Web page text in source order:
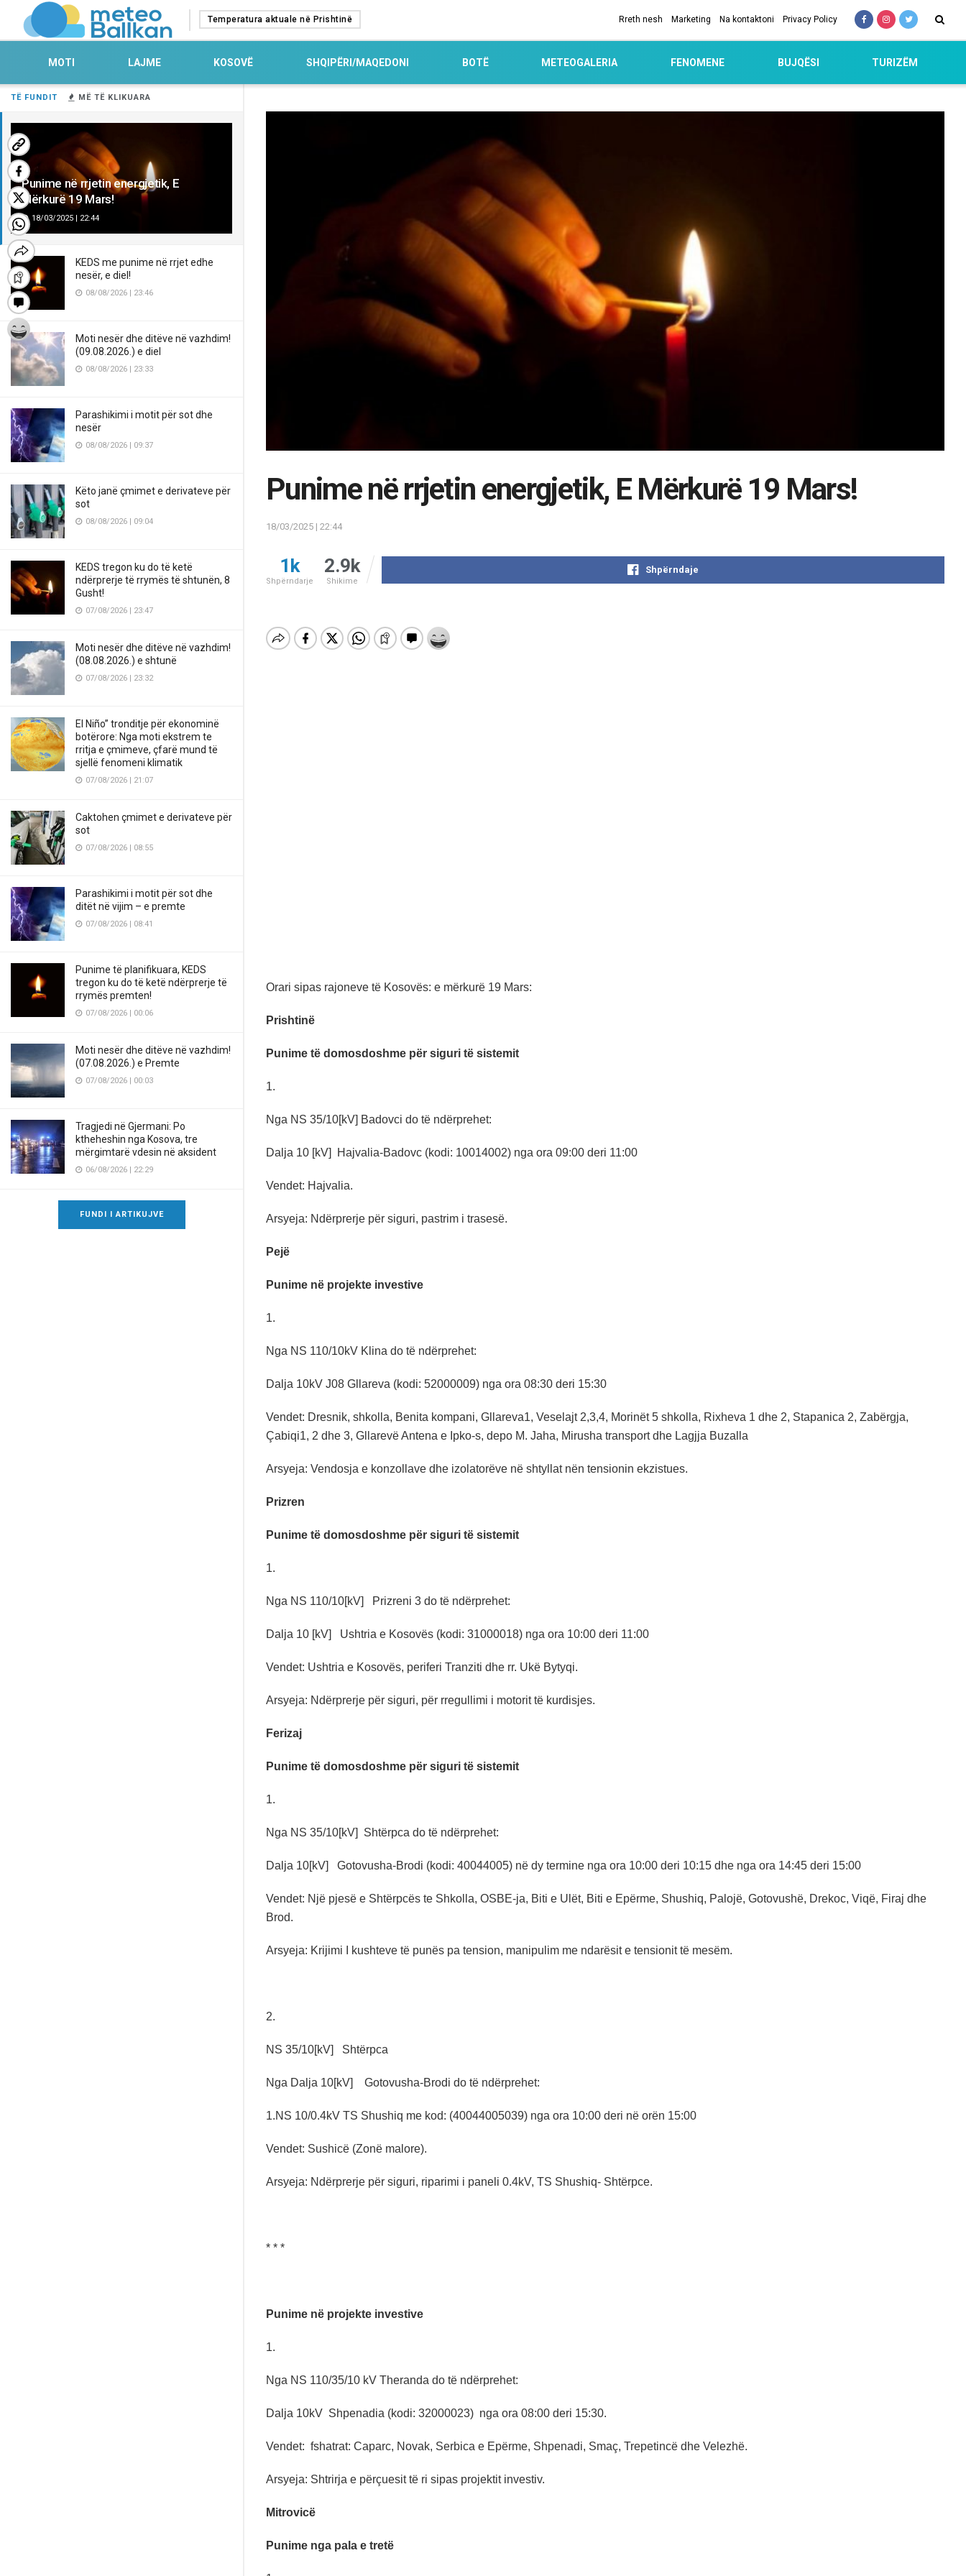
TË FUNDIT MË TË KLIKUARA
Punime në rrjetin energjetik, E
Mërkurë 19 Mars!
18/03/2025 | 22:44
KEDS me punime në rrjet edhe
nesër, e diel!
08/08/2026 | 23:46
Moti nesër dhe ditëve në vazhdim!
(09.08.2026.) e diel
08/08/2026 | 23:33
Parashikimi i motit për sot dhe
nesër
08/08/2026 | 09:37
Këto janë çmimet e derivateve për
sot
08/08/2026 | 09:04
KEDS tregon ku do të ketë
ndërprerje të rrymës të shtunën, 8
Gusht!
07/08/2026 | 23:47
Moti nesër dhe ditëve në vazhdim!
(08.08.2026.) e shtunë
07/08/2026 | 23:32
El Niño” tronditje për ekonominë
botërore: Nga moti ekstrem te
rritja e çmimeve, çfarë mund të
sjellë fenomeni klimatik
07/08/2026 | 21:07
Caktohen çmimet e derivateve për
sot
07/08/2026 | 08:55
Parashikimi i motit për sot dhe
ditët në vijim – e premte
07/08/2026 | 08:41
Punime të planifikuara, KEDS
tregon ku do të ketë ndërprerje të
rrymës premten!
07/08/2026 | 00:06
Moti nesër dhe ditëve në vazhdim!
(07.08.2026.) e Premte
07/08/2026 | 00:03
Tragjedi në Gjermani: Po
ktheheshin nga Kosova, tre
mërgimtarë vdesin në aksident
06/08/2026 | 22:29
FUNDI I ARTIKUJVE
Temperatura aktuale në Prishtinë Rreth nesh Marketing Na kontaktoni Privacy Policy
MOTI LAJME KOSOVË SHQIPËRI/MAQEDONI BOTË METEOGALERIA FENOMENE BUJQËSI TURIZËM
Punime në rrjetin energjetik, E Mërkurë 19 Mars!
18/03/2025 | 22:44
1k
Shpërndarje
2.9k
Shikime
Shpërndaje
Orari sipas rajoneve të Kosovës: e mërkurë 19 Mars:
Prishtinë
Punime të domosdoshme për siguri të sistemit
1.
Nga NS 35/10[kV] Badovci do të ndërprehet:
Dalja 10 [kV] Hajvalia-Badovc (kodi: 10014002) nga ora 09:00 deri 11:00
Vendet: Hajvalia.
Arsyeja: Ndërprerje për siguri, pastrim i trasesë.
Pejë
Punime në projekte investive
1.
Nga NS 110/10kV Klina do të ndërprehet:
Dalja 10kV J08 Gllareva (kodi: 52000009) nga ora 08:30 deri 15:30
Vendet: Dresnik, shkolla, Benita kompani, Gllareva1, Veselajt 2,3,4, Morinët 5 shkolla, Rixheva 1 dhe 2, Stapanica 2, Zabërgja,
Çabiqi1, 2 dhe 3, Gllarevë Antena e Ipko-s, depo M. Jaha, Mirusha transport dhe Lagjja Buzalla
Arsyeja: Vendosja e konzollave dhe izolatorëve në shtyllat nën tensionin ekzistues.
Prizren
Punime të domosdoshme për siguri të sistemit
1.
Nga NS 110/10[kV] Prizreni 3 do të ndërprehet:
Dalja 10 [kV] Ushtria e Kosovës (kodi: 31000018) nga ora 10:00 deri 11:00
Vendet: Ushtria e Kosovës, periferi Tranziti dhe rr. Ukë Bytyqi.
Arsyeja: Ndërprerje për siguri, për rregullimi i motorit të kurdisjes.
Ferizaj
Punime të domosdoshme për siguri të sistemit
1.
Nga NS 35/10[kV] Shtërpca do të ndërprehet:
Dalja 10[kV] Gotovusha-Brodi (kodi: 40044005) në dy termine nga ora 10:00 deri 10:15 dhe nga ora 14:45 deri 15:00
Vendet: Një pjesë e Shtërpcës te Shkolla, OSBE-ja, Biti e Ulët, Biti e Epërme, Shushiq, Palojë, Gotovushë, Drekoc, Viqë, Firaj dhe
Brod.
Arsyeja: Krijimi I kushteve të punës pa tension, manipulim me ndarësit e tensionit të mesëm.
2.
NS 35/10[kV] Shtërpca
Nga Dalja 10[kV] Gotovusha-Brodi do të ndërprehet:
1.NS 10/0.4kV TS Shushiq me kod: (40044005039) nga ora 10:00 deri në orën 15:00
Vendet: Sushicë (Zonë malore).
Arsyeja: Ndërprerje për siguri, riparimi i paneli 0.4kV, TS Shushiq- Shtërpce.
* * *
Punime në projekte investive
1.
Nga NS 110/35/10 kV Theranda do të ndërprehet:
Dalja 10kV Shpenadia (kodi: 32000023) nga ora 08:00 deri 15:30.
Vendet: fshatrat: Caparc, Novak, Serbica e Epërme, Shpenadi, Smaç, Trepetincë dhe Velezhë.
Arsyeja: Shtrirja e përçuesit të ri sipas projektit investiv.
Mitrovicë
Punime nga pala e tretë